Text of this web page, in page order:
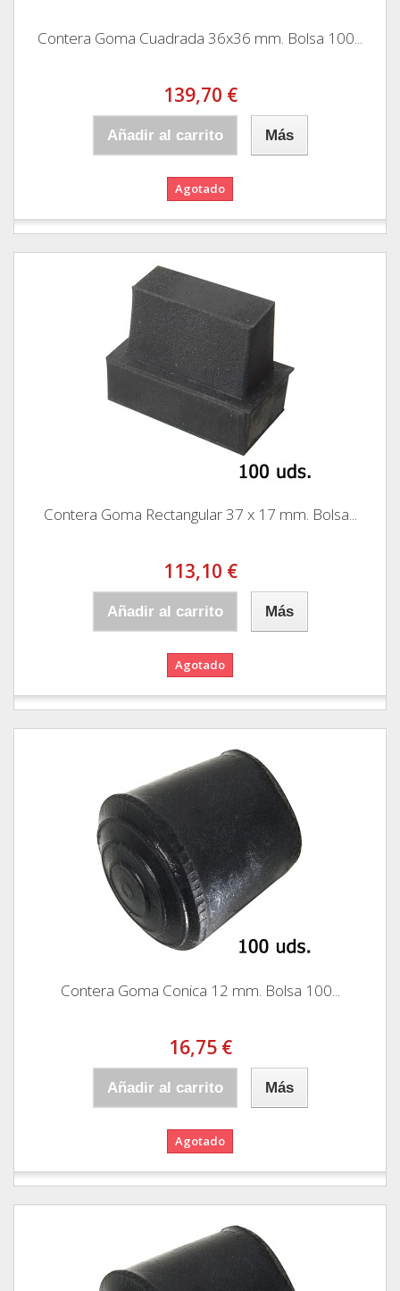
Contera Goma Cuadrada 36x36 mm. Bolsa 100...
139,70 €
Añadir al carrito Más
Agotado
Contera Goma Rectangular 37 x 17 mm. Bolsa...
113,10 €
Añadir al carrito Más
Agotado
Contera Goma Conica 12 mm. Bolsa 100...
16,75 €
Añadir al carrito Más
Agotado